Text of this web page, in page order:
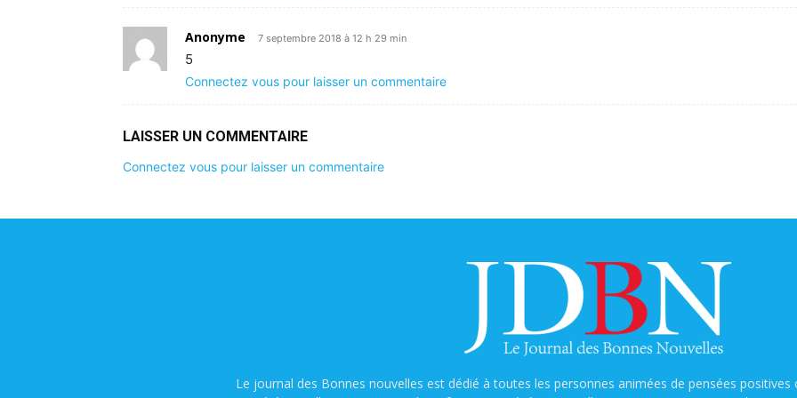
Anonyme 7 septembre 2018 à 12 h 29 min
5
Connectez vous pour laisser un commentaire
LAISSER UN COMMENTAIRE
Connectez vous pour laisser un commentaire
Le journal des Bonnes nouvelles est dédié à toutes les personnes animées de pensées positives